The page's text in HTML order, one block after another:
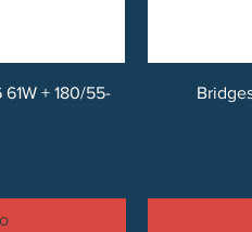
+ 180/55-